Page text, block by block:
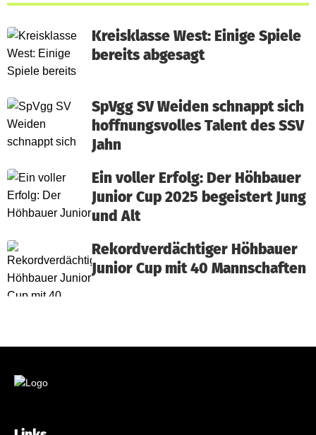
Kreisklasse West: Einige Spiele
bereits abgesagt
SpVgg SV Weiden schnappt sich
hoffnungsvolles Talent des SSV
Jahn
Ein voller Erfolg: Der Höhbauer
Junior Cup 2025 begeistert Jung
und Alt
Rekordverdächtiger Höhbauer
Junior Cup mit 40 Mannschaften